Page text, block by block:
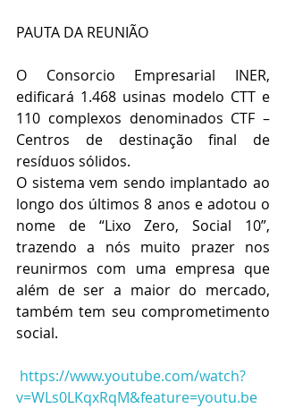
PAUTA DA REUNIÃO
O Consorcio Empresarial INER,
edificará 1.468 usinas modelo CTT e
110 complexos denominados CTF –
Centros de destinação final de
resíduos sólidos.
O sistema vem sendo implantado ao
longo dos últimos 8 anos e adotou o
nome de “Lixo Zero, Social 10”,
trazendo a nós muito prazer nos
reunirmos com uma empresa que
além de ser a maior do mercado,
também tem seu comprometimento
social.
https://www.youtube.com/watch?
v=WLs0LKqxRqM&feature=youtu.be